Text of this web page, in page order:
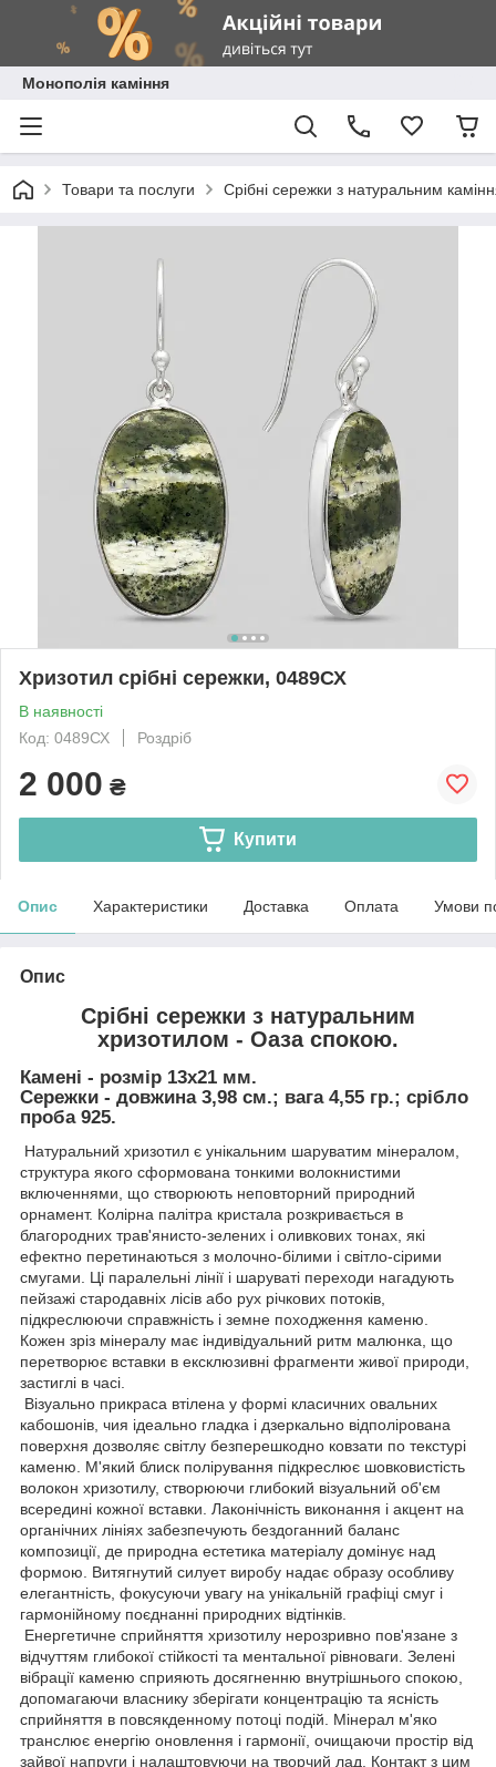
Монополія каміння
Товари та послуги Срібні сережки з натуральним
Хризотил срібні сережки, 0489СХ
В наявності
Код: 0489СХ
Роздріб
2 000 ₴
Купити
Опис Характеристики Доставка Оплата Умови
Опис
Срібні сережки з натуральним
хризотилом - Оаза спокою.
Камені - розмір 13х21 мм.
Сережки - довжина 3,98 см.; вага 4,55 гр.; срібло
проба 925.
Натуральний хризотил є унікальним шаруватим мінералом,
структура якого сформована тонкими волокнистими
включеннями, що створюють неповторний природний
орнамент. Колірна палітра кристала розкривається в
благородних трав'янисто-зелених і оливкових тонах, які
ефектно перетинаються з молочно-білими і світло-сірими
смугами. Ці паралельні лінії і шаруваті переходи нагадують
пейзажі стародавніх лісів або рух річкових потоків,
підкреслюючи справжність і земне походження каменю.
Кожен зріз мінералу має індивідуальний ритм малюнка, що
перетворює вставки в ексклюзивні фрагменти живої природи,
застиглі в часі.
Візуально прикраса втілена у формі класичних овальних
кабошонів, чия ідеально гладка і дзеркально відполірована
поверхня дозволяє світлу безперешкодно ковзати по текстурі
каменю. М'який блиск полірування підкреслює шовковистість
волокон хризотилу, створюючи глибокий візуальний об'єм
всередині кожної вставки. Лаконічність виконання і акцент на
органічних лініях забезпечують бездоганний баланс
композиції, де природна естетика матеріалу домінує над
формою. Витягнутий силует виробу надає образу особливу
елегантність, фокусуючи увагу на унікальній графіці смуг і
гармонійному поєднанні природних відтінків.
Енергетичне сприйняття хризотилу нерозривно пов'язане з
відчуттям глибокої стійкості та ментальної рівноваги. Зелені
вібрації каменю сприяють досягненню внутрішнього спокою,
допомагаючи власнику зберігати концентрацію та ясність
сприйняття в повсякденному потоці подій. Мінерал м'яко
транслює енергію оновлення і гармонії, очищаючи простір від
зайвої напруги і налаштовуючи на творчий лад. Контакт з цим